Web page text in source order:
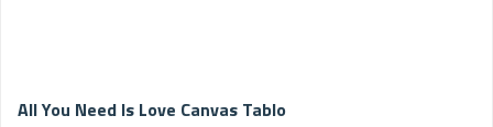
All You Need Is Love Canvas Tablo